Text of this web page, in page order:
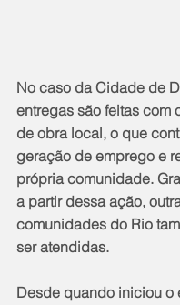
No caso da Cidade de
entregas são feitas com
de obra local, o que
geração de emprego e
própria comunidade.
a partir dessa ação,
comunidades do Rio
ser atendidas.
Desde quando iniciou o